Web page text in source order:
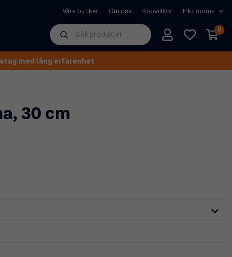
Våra butiker Om oss Köpvillkor
0
med lång erfarenhet
30 cm